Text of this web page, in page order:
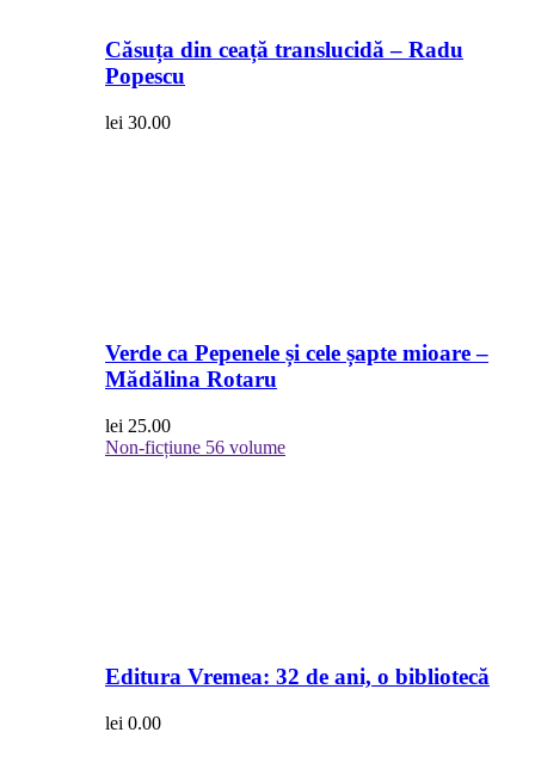
Căsuța din ceață translucidă – Radu
Popescu
lei 30.00
Verde ca Pepenele și cele șapte mioare –
Mădălina Rotaru
lei 25.00
Non-ficțiune 56 volume
Editura Vremea: 32 de ani, o bibliotecă
lei 0.00